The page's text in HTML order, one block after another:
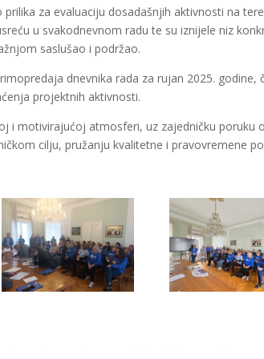
za evaluaciju dosadašnjih aktivnosti na
u svakodnevnom radu te su iznijele niz
saslušao i podržao.
dnevnika rada za rujan 2025. godine,
projektnih aktivnosti.
i motivirajućoj atmosferi, uz zajedničku poruku
cilju, pružanju kvalitetne i pravovremene